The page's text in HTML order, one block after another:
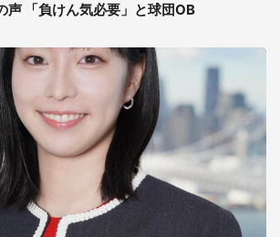
声 「負けん気必要」と球団OB